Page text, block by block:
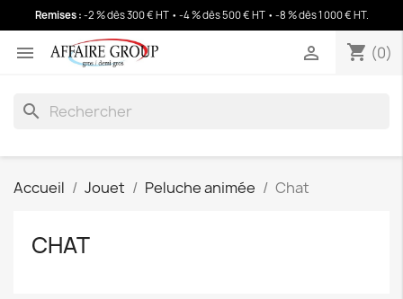
Remises : -2 % dès 300 € HT • -4 % dès 500 € HT • -8 % dès 1 000 € HT.
 shopping_cart (0)

search
shopping_cart(0)
Accueil Jouet Peluche animée Chat
CHAT